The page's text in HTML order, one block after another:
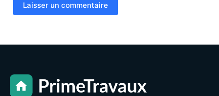
Laisser un commentaire